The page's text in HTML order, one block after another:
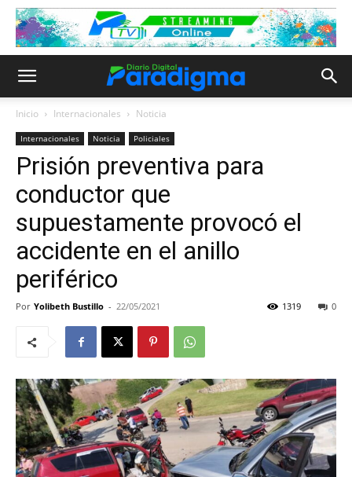
Inicio Internacionales Noticia
Internacionales Noticia Policiales
Prisión preventiva para
conductor que
supuestamente provocó el
accidente en el anillo
periférico
Por Yolibeth Bustillo - 22/05/2021 0
1319